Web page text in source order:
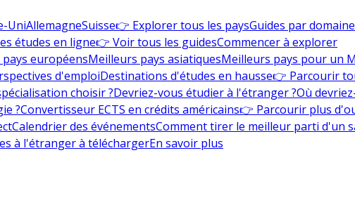
UniAllemagneSuisse👉 Explorer tous les paysGuides par
études en ligne👉 Voir tous les guidesCommencer à explorer
européensMeilleurs pays asiatiquesMeilleurs pays pour un
d'emploiDestinations d'études en hausse👉 Parcourir
choisir ?Devriez-vous étudier à l'étranger ?Où
?Convertisseur ECTS en crédits américains👉 Parcourir plus
Calendrier des événementsComment tirer le meilleur parti d'un
à l'étranger à téléchargerEn savoir plus